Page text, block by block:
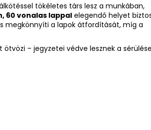
tökéletes társ lesz a munkában,
60 vonalas lappal elegendő helyet
megkönnyíti a lapok átfordítását, míg a
– jegyzetei védve lesznek a